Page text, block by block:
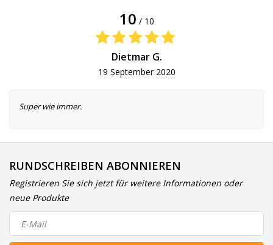
10 / 10
Dietmar G.
19 September 2020
Super wie immer.
RUNDSCHREIBEN ABONNIEREN
Registrieren Sie sich jetzt für weitere Informationen oder
neue Produkte